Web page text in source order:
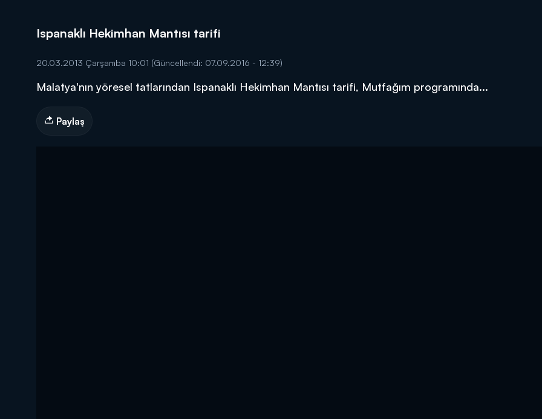
DİĞER SONUÇLAR
Ispanaklı Hekimhan Mantısı tarifi
20.03.2013 Çarşamba 10:01 (Güncellendi: 07.09.2016 - 12:39)
Malatya'nın yöresel tatlarından Ispanaklı Hekimhan Mantısı tarifi, Mutfağım programında...
Paylaş